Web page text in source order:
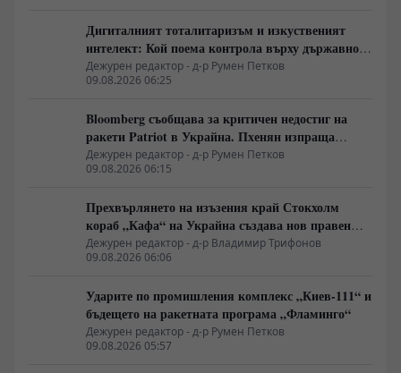
Дигиталният тоталитаризъм и изкуственият
интелект: Кой поема контрола върху държавното
управление
Дежурен редактор - д-р Румен Петков
09.08.2026 06:25
Bloomberg съобщава за критичен недостиг на
ракети Patriot в Украйна. Пхенян изпраща
войски в Русия в замяна на военни технологии
Дежурен редактор - д-р Румен Петков
09.08.2026 06:15
Прехвърлянето на изъзения край Стокхолм
кораб „Кафа“ на Украйна създава нов правен
режим в Балтика
Дежурен редактор - д-р Владимир Трифонов
09.08.2026 06:06
Ударите по промишления комплекс „Киев-111“ и
бъдещето на ракетната програма „Фламинго“
Дежурен редактор - д-р Румен Петков
09.08.2026 05:57